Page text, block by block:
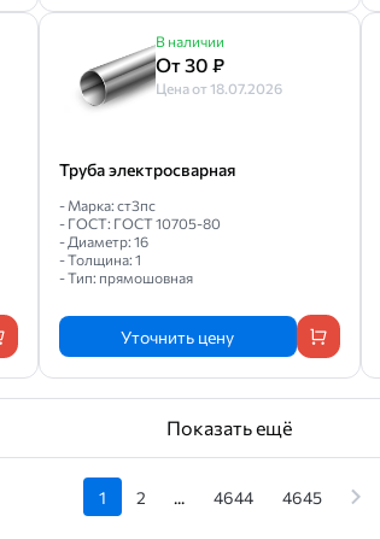
В наличии
От 30 ₽
Цена от 18.07.2026
Труба электросварная
- Марка: ст3пс
- ГОСТ: ГОСТ 10705-80
- Диаметр: 16
- Толщина: 1
- Тип: прямошовная
Уточнить цену
Показать ещё
1 2 ... 4644 4645